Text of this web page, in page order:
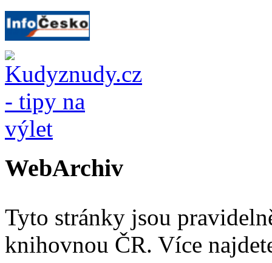
WebArchiv
Tyto stránky jsou
knihovnou ČR. Více